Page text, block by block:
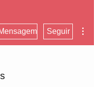
Seguir